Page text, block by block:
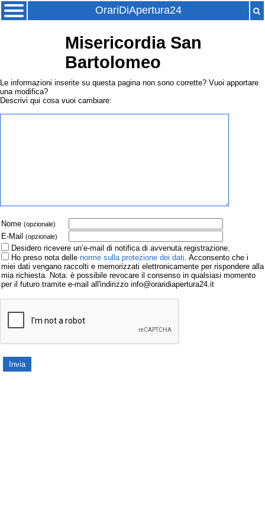
OrariDiApertura24
Misericordia San
Bartolomeo
Le informazioni inserite su questa pagina non sono corrette? Vuoi apportare
una modifica?
Descrivi qui cosa vuoi cambiare:
Nome (opzionale)
E-Mail (opzionale)
Desidero ricevere un’e-mail di notifica di avvenuta registrazione.
Ho preso nota delle norme sulla protezione dei dati. Acconsento che i
miei dati vengano raccolti e memorizzati elettronicamente per rispondere alla
mia richiesta. Nota: è possibile revocare il consenso in qualsiasi momento
per il futuro tramite e-mail all'indirizzo info@oraridiapertura24.it